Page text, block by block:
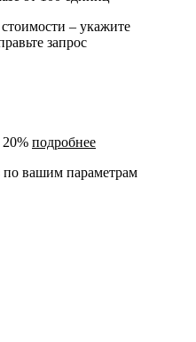
– укажите
запрос
подробнее
по вашим параметрам